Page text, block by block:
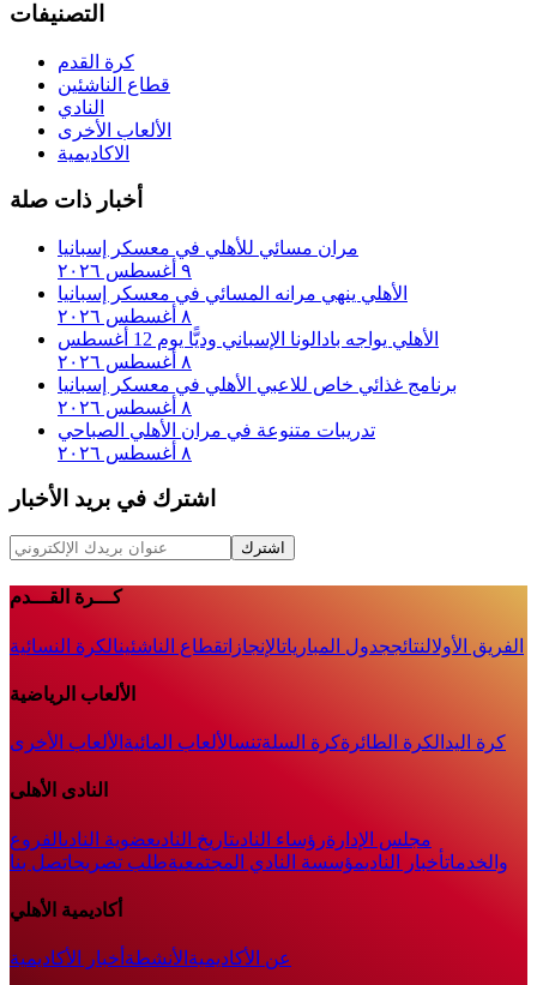
التصنيفات
كرة القدم
قطاع الناشئين
النادي
الألعاب الأخرى
الاكاديمية
أخبار ذات صلة
مران مسائي للأهلي في معسكر إسبانيا
٩ أغسطس ٢٠٢٦
الأهلي ينهي مرانه المسائي في معسكر إسبانيا
٨ أغسطس ٢٠٢٦
الأهلي يواجه بادالونا الإسباني وديًّا يوم 12 أغسطس
٨ أغسطس ٢٠٢٦
برنامج غذائي خاص للاعبي الأهلي في معسكر إسبانيا
٨ أغسطس ٢٠٢٦
تدريبات متنوعة في مران الأهلي الصباحي
٨ أغسطس ٢٠٢٦
اشترك في بريد الأخبار
اشترك
كـــرة القـــدم
الفريق الأولالنتائججدول المبارياتالإنجازاتقطاع الناشئينالكرة النسائية
الألعاب الرياضية
كرة اليد الكرة الطائرةكرة السلةتنسالألعاب المائية الألعاب الأخرى
النادى الأهلى
مجلس الإدارةرؤساء النادىتاريخ النادىعضوية النادىالفروع
والخدماتأخبار الناديمؤسسة النادي المجتمعيةطلب تصريحاتصل بنا
أكاديمية الأهلي
عن الأكاديمية الأنشطة أخبار الأكاديمية